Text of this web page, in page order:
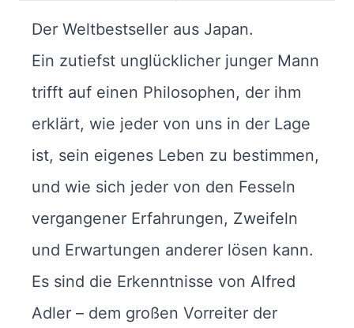
Der Weltbestseller aus Japan.
Ein zutiefst unglücklicher junger Mann
trifft auf einen Philosophen, der ihm
erklärt, wie jeder von uns in der Lage
ist, sein eigenes Leben zu bestimmen,
und wie sich jeder von den Fesseln
vergangener Erfahrungen, Zweifeln
und Erwartungen anderer lösen kann.
Es sind die Erkenntnisse von Alfred
Adler – dem großen Vorreiter der